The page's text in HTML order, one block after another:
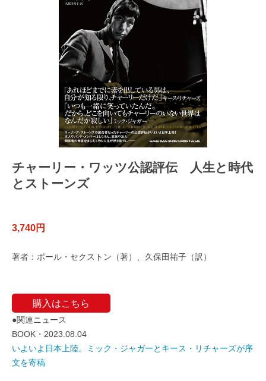
チャーリー・ワッツ公認評伝 人生と時代
とストーンズ
3,740円
著者：ポール・セクストン（著）、久保田祐子（訳）
購入はこちら
●関連ニュース
BOOK・2023.08.04
いよいよ日本上陸。ミック・ジャガーとキース・リチャーズが序
文を寄稿